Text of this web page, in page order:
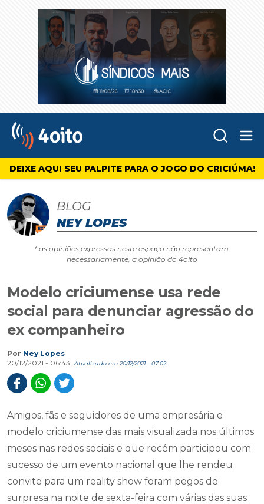
4oito
DEIXE AQUI SEU PALPITE PARA O JOGO DO CRICIÚMA!
BLOG
NEY LOPES
* as opiniões expressas neste espaço não representam,
necessariamente, a opinião do 4oito
Modelo criciumense usa rede
social para denunciar agressão do
ex companheiro
Por Ney Lopes
20/12/2021 - 06:43
Atualizado em 20/12/2021 - 07:02
Amigos, fãs e seguidores de uma empresária e
modelo criciumense das mais visualizada nos últimos
meses nas redes sociais e que recém participou com
sucesso de um evento nacional que lhe rendeu
convite para um reality show foram pegos de
surpresa na noite de sexta-feira com várias das suas